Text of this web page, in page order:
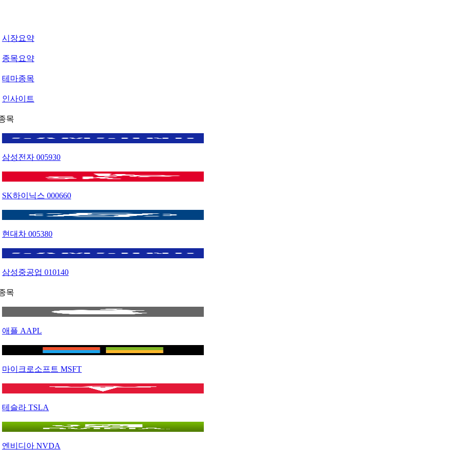
시장요약
종목요약
테마종목
인사이트
목
삼성전자 005930
SK하이닉스 000660
현대차 005380
삼성중공업 010140
목
애플 AAPL
마이크로소프트 MSFT
테슬라 TSLA
엔비디아 NVDA